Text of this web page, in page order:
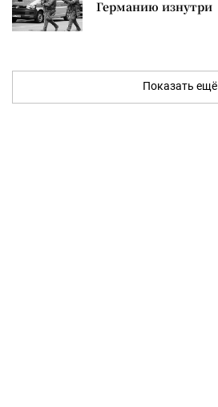
Германию изнутри
Показать ещё